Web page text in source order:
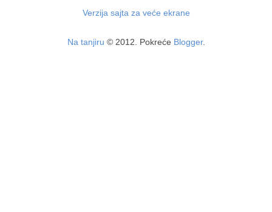
Verzija sajta za veće ekrane
Na tanjiru © 2012. Pokreće Blogger.